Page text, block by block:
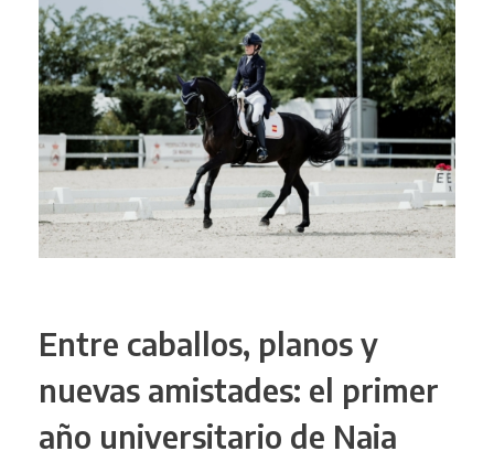
Entre caballos, planos y
nuevas amistades: el primer
año universitario de Naia